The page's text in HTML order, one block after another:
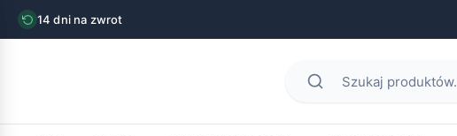
14 dni na zwrot